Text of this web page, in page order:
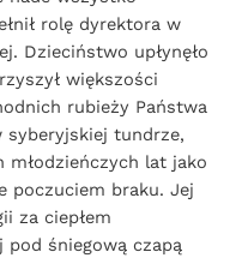
rolę dyrektora w
Dzieciństwo upłynęło
większości
rubieży Państwa
syberyjskiej tundrze,
lat jako
poczuciem braku. Jej
za ciepłem
śniegową czapą